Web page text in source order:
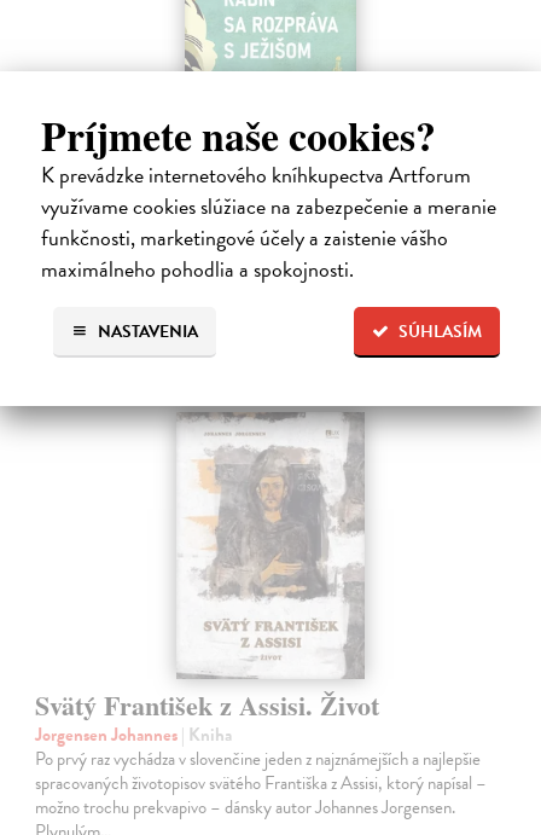
Príjmete naše cookies?
K prevádzke internetového kníhkupectva Artforum
využívame cookies slúžiace na zabezpečenie a meranie
funkčnosti, marketingové účely a zaistenie vášho
maximálneho pohodlia a spokojnosti.
SÚHLASÍM
NASTAVENIA
Rabín sa rozpráva s Ježišom
Neusner Jacob| Kniha
Autor knihy sa v duchu stáva v Galilei poslucháčom Ježišovej Reči na
vrchu. Ako pravoverný rabín sa usiluje pozorne počúvať tohto nového
učiteľa a porovnáva jeho učenie s tým, čo hovorí židovská Tóra.
Na sklade
14,00 € ?
Svätý František z Assisi. Život
Jorgensen Johannes| Kniha
Po prvý raz vychádza v slovenčine jeden z najznámejších a najlepšie
spracovaných životopisov svätého Františka z Assisi, ktorý napísal –
možno trochu prekvapivo – dánsky autor Johannes Jorgensen.